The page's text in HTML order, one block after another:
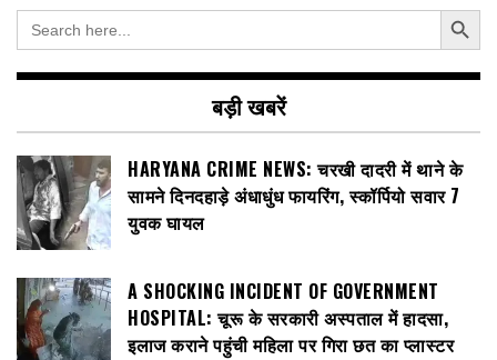
Search
for:
Search Button
बड़ी खबरें
HARYANA CRIME NEWS: चरखी दादरी में थाने के
सामने दिनदहाड़े अंधाधुंध फायरिंग, स्कॉर्पियो सवार 7
युवक घायल
A SHOCKING INCIDENT OF GOVERNMENT
HOSPITAL: चूरू के सरकारी अस्पताल में हादसा,
इलाज कराने पहुंची महिला पर गिरा छत का प्लास्टर